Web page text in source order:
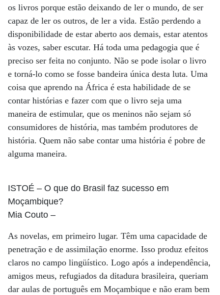
os livros porque estão deixando de ler o mundo, de ser
capaz de ler os outros, de ler a vida. Estão perdendo a
disponibilidade de estar aberto aos demais, estar atentos
às vozes, saber escutar. Há toda uma pedagogia que é
preciso ser feita no conjunto. Não se pode isolar o livro
e torná-lo como se fosse bandeira única desta luta. Uma
coisa que aprendo na África é esta habilidade de se
contar histórias e fazer com que o livro seja uma
maneira de estimular, que os meninos não sejam só
consumidores de história, mas também produtores de
história. Quem não sabe contar uma história é pobre de
alguma maneira.
ISTOÉ – O que do Brasil faz sucesso em
Moçambique?
Mia Couto –
As novelas, em primeiro lugar. Têm uma capacidade de
penetração e de assimilação enorme. Isso produz efeitos
claros no campo lingüístico. Logo após a independência,
amigos meus, refugiados da ditadura brasileira, queriam
dar aulas de português em Moçambique e não eram bem